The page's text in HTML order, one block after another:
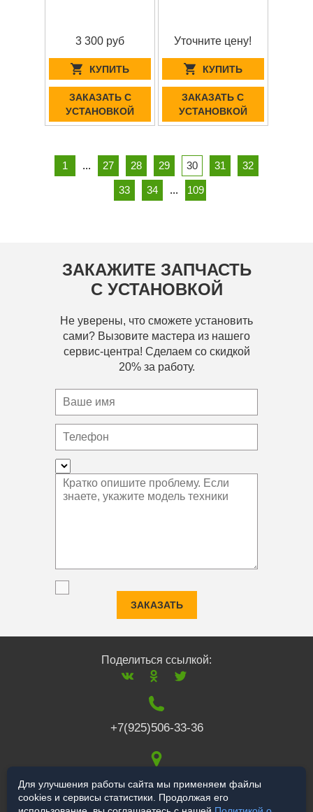
3 300 руб
КУПИТЬ
ЗАКАЗАТЬ С
УСТАНОВКОЙ
Уточните цену!
КУПИТЬ
ЗАКАЗАТЬ С
УСТАНОВКОЙ
1 ... 27 28 29 30 31 32
33 34 ... 109
ЗАКАЖИТЕ ЗАПЧАСТЬ
С УСТАНОВКОЙ
Не уверены, что сможете установить
сами? Вызовите мастера из нашего
сервис-центра! Сделаем со скидкой
20% за работу.
ЗАКАЗАТЬ
Поделиться ссылкой:
+7(925)506-33-36
117519,г. Москва,
Варшавское ш., 132
Для улучшения работы сайта мы применяем файлы
cookies и сервисы статистики. Продолжая его